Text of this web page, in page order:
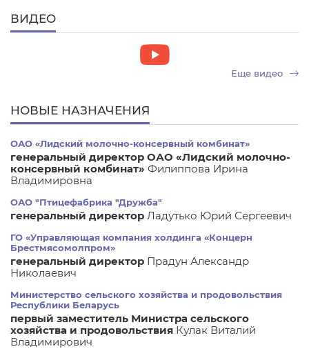
ВИДЕО
Еще видео
НОВЫЕ НАЗНАЧЕНИЯ
ОАО «Лидский молочно-консервный комбинат»
генеральный директор ОАО «Лидский молочно-
консервный комбинат» Филиппова Ирина
Владимировна
ОАО "Птицефабрика "Дружба"
генеральный директор Ладутько Юрий Сергеевич
ГО «Управляющая компания холдинга «Концерн
Брестмясомолпром»
генеральный директор Прадун Александр
Николаевич
Министерство сельского хозяйства и продовольствия
Республики Беларусь
первый заместитель Министра сельского
хозяйства и продовольствия Кулак Виталий
Владимирович